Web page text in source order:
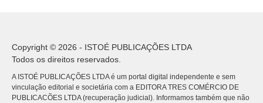
Copyright © 2026 - ISTOÉ PUBLICAÇÕES LTDA
Todos os direitos reservados.
A ISTOÉ PUBLICAÇÕES LTDA é um portal digital independente e sem
vinculação editorial e societária com a EDITORA TRES COMÉRCIO DE
PUBLICACÕES LTDA (recuperação judicial). Informamos também que não